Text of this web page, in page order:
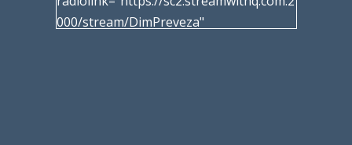
000/stream/DimPreveza"